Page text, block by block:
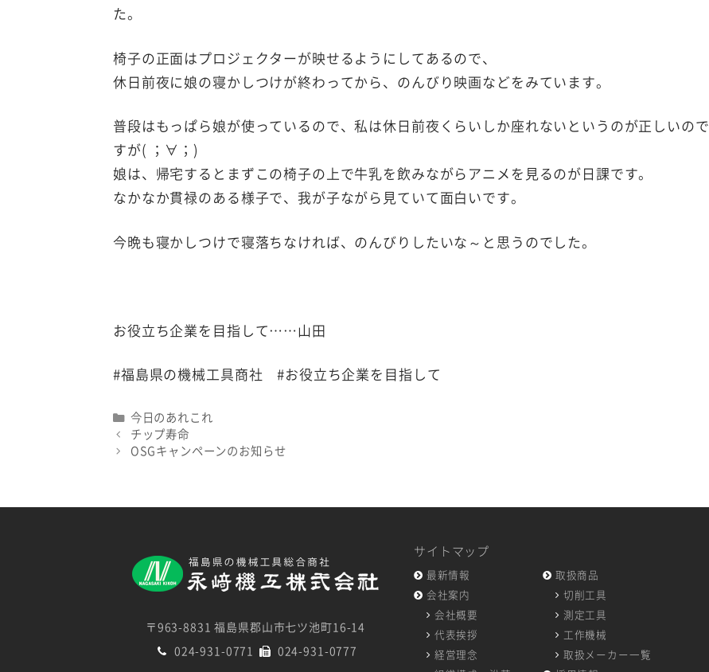
た。
椅子の正面はプロジェクターが映せるようにしてあるので、
休日前夜に娘の寝かしつけが終わってから、のんびり映画などをみています。
普段はもっぱら娘が使っているので、私は休日前夜くらいしか座れないというのが正しいので
すが( ；∀；)
娘は、帰宅するとまずこの椅子の上で牛乳を飲みながらアニメを見るのが日課です。
なかなか貫禄のある様子で、我が子ながら見ていて面白いです。
今晩も寝かしつけで寝落ちなければ、のんびりしたいな～と思うのでした。
お役立ち企業を目指して……山田
#福島県の機械工具商社 #お役立ち企業を目指して
Categories
今日のあれこれ
チップ寿命
OSGキャンペーンのお知らせ
〒963-8831 福島県郡山市七ツ池町16-14
024-931-0771
024-931-0777
サイトマップ
最新情報
会社案内
会社概要
代表挨拶
経営理念
取扱商品
切削工具
測定工具
工作機械
取扱メーカー一覧